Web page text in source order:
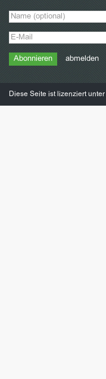
abmelden
Diese Seite ist lizenziert unter